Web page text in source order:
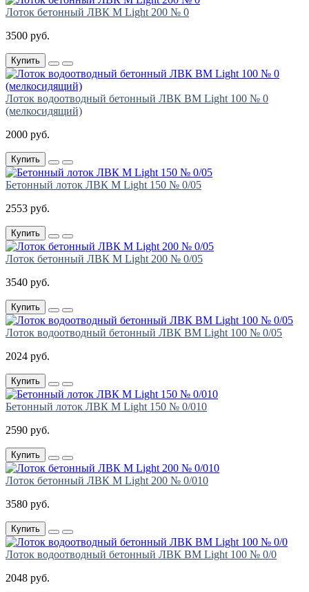
Лоток бетонный ЛВК М Light 200 № 0
3500 руб.
Купить
Лоток водоотводный бетонный ЛВК ВМ Light 100 № 0
(мелкосидящий)
2000 руб.
Купить
Бетонный лоток ЛВК М Light 150 № 0/05
2553 руб.
Купить
Лоток бетонный ЛВК М Light 200 № 0/05
3540 руб.
Купить
Лоток водоотводный бетонный ЛВК ВМ Light 100 № 0/05
2024 руб.
Купить
Бетонный лоток ЛВК М Light 150 № 0/010
2590 руб.
Купить
Лоток бетонный ЛВК М Light 200 № 0/010
3580 руб.
Купить
Лоток водоотводный бетонный ЛВК ВМ Light 100 № 0/0
2048 руб.